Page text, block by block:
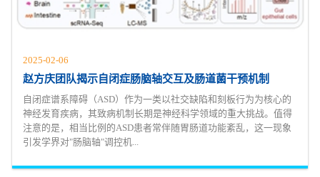
2025-02-06
赵方庆团队揭示自闭症肠脑轴交互及肠道菌干预机制
自闭症谱系障碍（ASD）作为一类以社交缺陷和刻板行为为核心的
神经发育疾病，其致病机制长期是神经科学领域的重大挑战。值得
注意的是，相当比例的ASD患者常伴随胃肠道功能紊乱，这一现象
引发学界对"肠脑轴"调控机...